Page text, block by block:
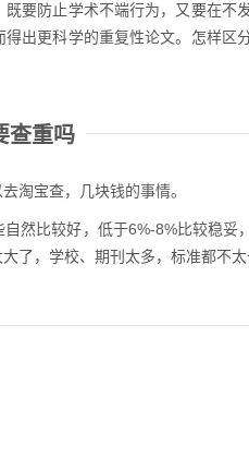
要防止学术不端行为，又要在
出更科学的重复性论文。怎样
查重吗
淘宝查，几块钱的事情。
然比较好，低于6%-8%比较稳
了，学校、期刊太多，标准都不